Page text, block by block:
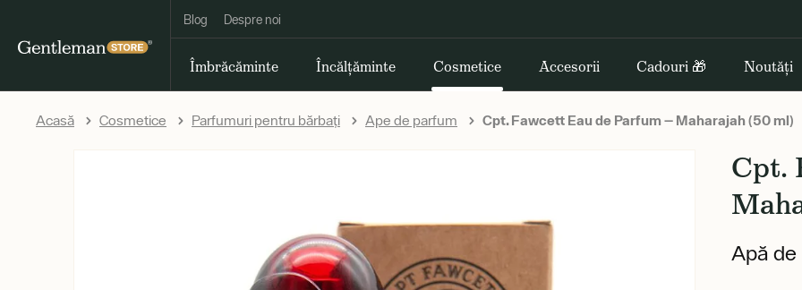
Blog Despre noi
Îmbrăcăminte Încălțăminte Cosmetice Accesorii Cadouri 🎁 Noutăți
Acasă Cosmetice Parfumuri pentru bărbați Ape de parfum Cpt. Fawcett Eau de Parfum — Maharajah (50 ml)
Cpt.
Apă